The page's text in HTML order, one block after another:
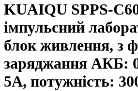
KUAIQU SPPS-
імпульсний
блок живлення, з
заряджання АКБ:
5А, потужність: